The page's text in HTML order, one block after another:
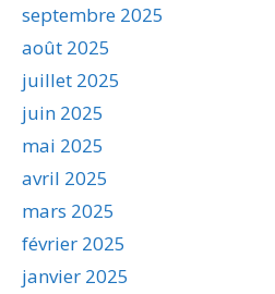
septembre 2025
août 2025
juillet 2025
juin 2025
mai 2025
avril 2025
mars 2025
février 2025
janvier 2025